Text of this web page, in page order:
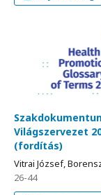
Világszervezet
(fordítás)
Vitrai József,
26-44